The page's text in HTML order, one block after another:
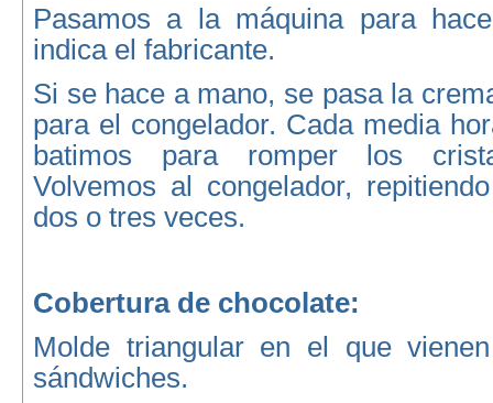
Pasamos a la máquina para
indica el fabricante.
Si se hace a mano, se pasa la
para el congelador. Cada media
batimos para romper los
Volvemos al congelador,
dos o tres veces.
Cobertura de chocolate:
Molde triangular en el que
sándwiches.